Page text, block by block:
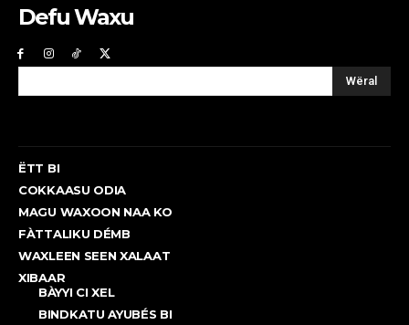
Defu Waxu
Wëral
ËTT BI
COKKAASU ODIA
MAGU WAXOON NAA KO
FÀTTALIKU DÉMB
WAXLEEN SEEN XALAAT
XIBAAR
BÀYYI CI XEL
BINDKATU AYUBÉS BI